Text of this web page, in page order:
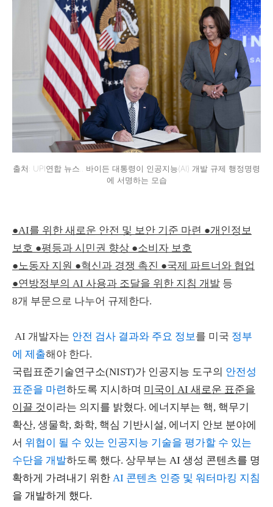
출처: UPI연합 뉴스.. 바이든 대통령이 인공지능(AI) 개발 규제 행정명령
에 서명하는 모습
●AI를 위한 새로운 안전 및 보안 기준 마련 ●개인정보
보호 ●평등과 시민권 향상 ●소비자 보호
●노동자 지원 ●혁신과 경쟁 촉진 ●국제 파트너와 협업
●연방정부의 AI 사용과 조달을 위한 지침 개발 등
8개 부문으로 나누어 규제한다.
AI 개발자는 안전 검사 결과와 주요 정보를 미국 정부
에 제출해야 한다.
국립표준기술연구소(NIST)가 인공지능 도구의 안전성
표준을 마련하도록 지시하며 미국이 AI 새로운 표준을
이끌 것이라는 의지를 밝혔다. 에너지부는 핵, 핵무기
확산, 생물학, 화학, 핵심 기반시설, 에너지 안보 분야에
서 위협이 될 수 있는 인공지능 기술을 평가할 수 있는
수단을 개발하도록 했다. 상무부는 AI 생성 콘텐츠를 명
확하게 가려내기 위한 AI 콘텐츠 인증 및 워터마킹 지침
을 개발하게 했다.